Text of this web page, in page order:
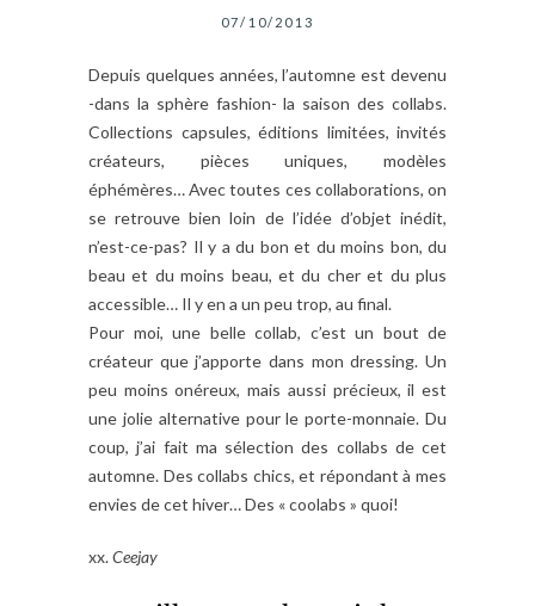
07/10/2013
Depuis quelques années, l’automne est devenu
-dans la sphère fashion- la saison des collabs.
Collections capsules, éditions limitées, invités
créateurs, pièces uniques, modèles
éphémères… Avec toutes ces collaborations, on
se retrouve bien loin de l’idée d’objet inédit,
n’est-ce-pas? Il y a du bon et du moins bon, du
beau et du moins beau, et du cher et du plus
accessible… Il y en a un peu trop, au final.
Pour moi, une belle collab, c’est un bout de
créateur que j’apporte dans mon dressing. Un
peu moins onéreux, mais aussi précieux, il est
une jolie alternative pour le porte-monnaie. Du
coup, j’ai fait ma sélection des collabs de cet
automne. Des collabs chics, et répondant à mes
envies de cet hiver… Des « coolabs » quoi!
xx.Ceejay